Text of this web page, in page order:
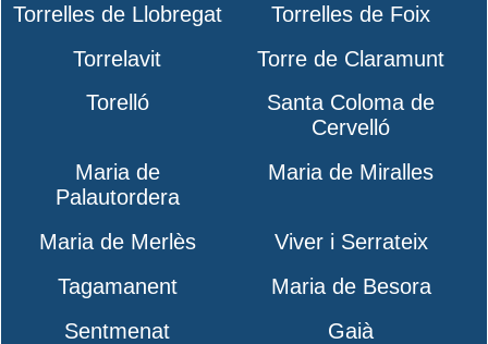
Torrelles de Llobregat
Torrelles de Foix
Torrelavit
Torre de Claramunt
Torelló
Santa Coloma de
Cervelló
Maria de
Palautordera
Maria de Miralles
Maria de Merlès
Viver i Serrateix
Tagamanent
Maria de Besora
Sentmenat
Gaià